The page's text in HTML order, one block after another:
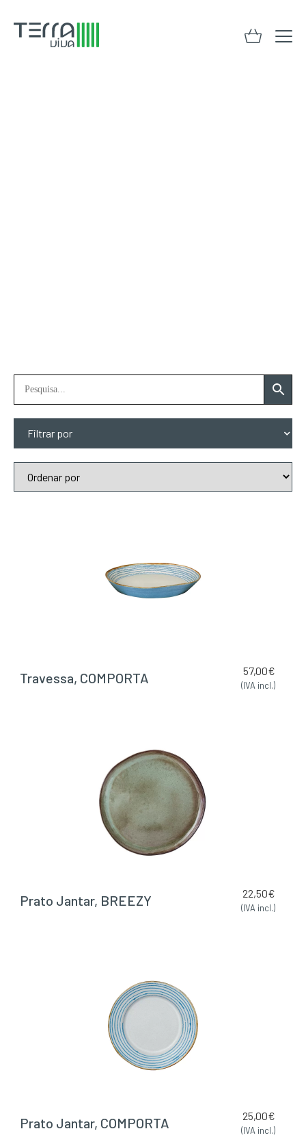
Filtrar por
Travessa, COMPORTA 57,00€
(IVA incl.)
Prato Jantar, BREEZY 22,50€
(IVA incl.)
Prato Jantar, COMPORTA 25,00€
(IVA incl.)